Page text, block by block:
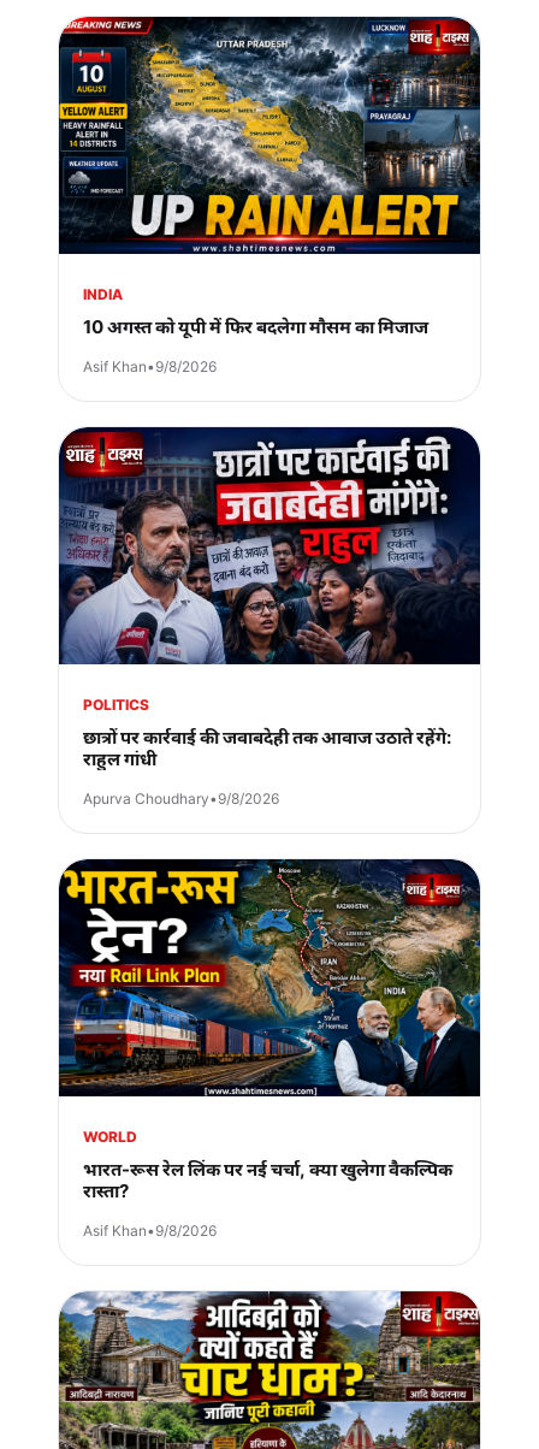
INDIA
10 अगस्त को यूपी में फिर बदलेगा मौसम का मिजाज
Asif Khan•9/8/2026
POLITICS
छात्रों पर कार्रवाई की जवाबदेही तक आवाज उठाते रहेंगे:
राहुल गांधी
Apurva Choudhary•9/8/2026
WORLD
भारत-रूस रेल लिंक पर नई चर्चा, क्या खुलेगा वैकल्पिक
रास्ता?
Asif Khan•9/8/2026